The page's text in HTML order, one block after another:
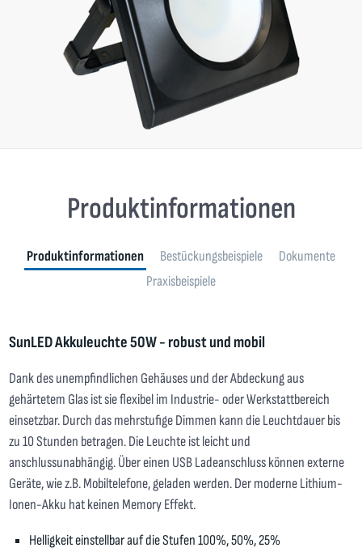
Produktinformationen
Produktinformationen Bestückungsbeispiele
Dokumente
Praxisbeispiele
SunLED Akkuleuchte 50W - robust und mobil
Dank des unempfindlichen Gehäuses und der Abdeckung aus
gehärtetem Glas ist sie flexibel im Industrie- oder Werkstattbereich
einsetzbar. Durch das mehrstufige Dimmen kann die Leuchtdauer bis
zu 10 Stunden betragen. Die Leuchte ist leicht und
anschlussunabhängig. Über einen USB Ladeanschluss können externe
Geräte, wie z.B. Mobiltelefone, geladen werden. Der moderne Lithium-
Ionen-Akku hat keinen Memory Effekt.
Helligkeit einstellbar auf die Stufen 100%, 50%, 25%